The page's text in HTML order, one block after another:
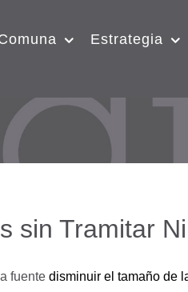
Estrategia
sin Tramitar
fuente disminuir el tamaño de